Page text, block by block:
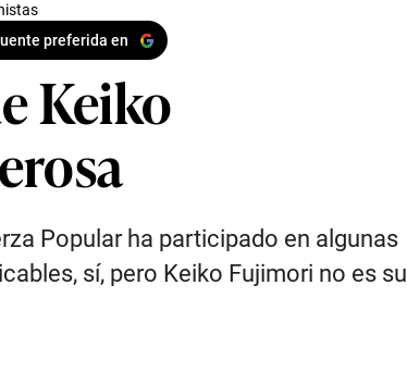
preferida en
Keiko
Popular ha participado en algunas
sí, pero Keiko Fujimori no es su